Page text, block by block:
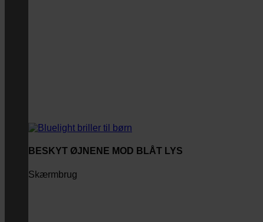
BESKYT ØJNENE MOD BLÅT LYS
Skærmbrug